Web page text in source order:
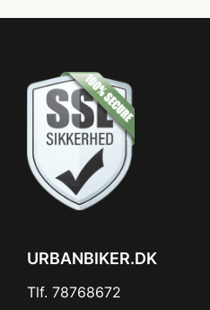
URBANBIKER.DK
Tlf. 78768672